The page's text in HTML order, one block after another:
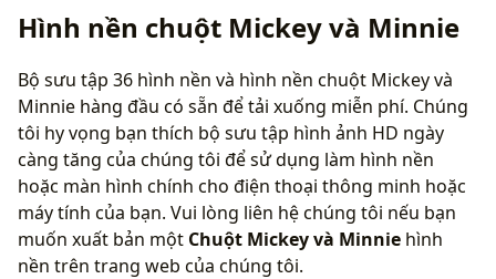
Hình nền chuột Mickey và Minnie
Bộ sưu tập 36 hình nền và hình nền chuột Mickey và
Minnie hàng đầu có sẵn để tải xuống miễn phí. Chúng
tôi hy vọng bạn thích bộ sưu tập hình ảnh HD ngày
càng tăng của chúng tôi để sử dụng làm hình nền
hoặc màn hình chính cho điện thoại thông minh hoặc
máy tính của bạn. Vui lòng liên hệ chúng tôi nếu bạn
muốn xuất bản một Chuột Mickey và Minnie hình
nền trên trang web của chúng tôi.